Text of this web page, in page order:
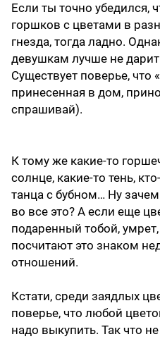
Если ты точно убедился,
горшков с цветами в
гнезда, тогда ладно.
девушкам лучше не
Существует поверье, что
принесенная в дом,
спрашивай).
К тому же какие-то
солнце, какие-то тень,
танца с бубном… Ну
во все это? А если еще
подаренный тобой,
посчитают это знаком
отношений.
Кстати, среди заядлых
поверье, что любой
надо выкупить. Так что